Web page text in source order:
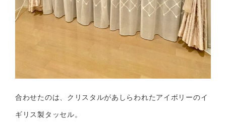
合わせたのは、クリスタルがあしらわれたアイボリーのイ
ギリス製タッセル。